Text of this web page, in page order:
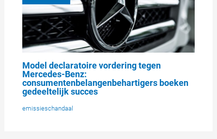
Model declaratoire vordering tegen
Mercedes-Benz:
consumentenbelangenbehartigers boeken
gedeeltelijk succes
emissieschandaal